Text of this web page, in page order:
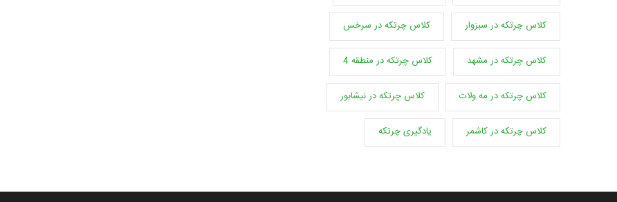
کلاس چرتکه در سبزوار کلاس چرتکه در سرخس
کلاس چرتکه در مشهد کلاس چرتکه در منطقه 4
کلاس چرتکه در مه ولات کلاس چرتکه در نیشابور
کلاس چرتکه در کاشمر یادگیری چرتکه